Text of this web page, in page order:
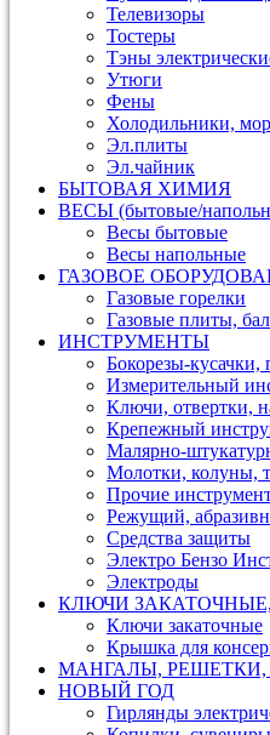
Телевизоры
Тостеры
Тэны
Утюги
Фены
Холодильники,
Эл.плиты
Эл.чайник
БЫТОВАЯ ХИМИЯ
ВЕСЫ (бытовые/
Весы бытовые
Весы напольные
ГАЗОВОЕ
Газовые горелки
Газовые плиты,
ИНСТРУМЕНТЫ
Бокорезы-
Измерительный
Ключи, отвертки,
Крепежный
Малярно-
Молотки, колуны,
Прочие
Режущий,
Средства защиты
Электро Бензо
Электроды
КЛЮЧИ
Ключи закаточные
Крышка для
МАНГАЛЫ, РЕШЕТКИ,
НОВЫЙ ГОД
Гирлянды